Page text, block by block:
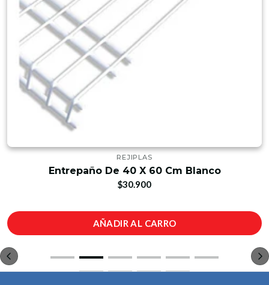
REJIPLAS
Entrepaño De 40 X 60 Cm Blanco
$30.900
AÑADIR AL CARRO